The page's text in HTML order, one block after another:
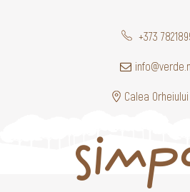
+373
Calea